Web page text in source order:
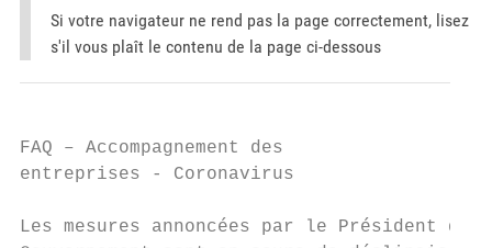
Si votre navigateur ne rend pas la page correctement, lisez
s'il vous plaît le contenu de la page ci-dessous
FAQ – Accompagnement des
entreprises - Coronavirus
Les mesures annoncées par le Président